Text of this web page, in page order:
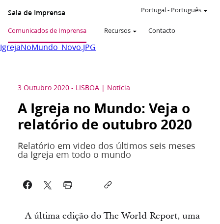
Sala de Imprensa
Comunicados de Imprensa Recursos Contacto
Portugal- Português
IgrejaNoMundo_Novo.JPG
3 Outubro 2020 - LISBOA Notícia
A Igreja no Mundo: Veja o
relatório de outubro 2020
Relatório em video dos últimos seis meses
da Igreja em todo o mundo
A última edição do The World Report, uma